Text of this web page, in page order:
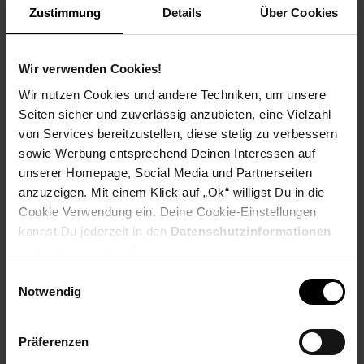
Zustimmung Details Über Cookies
Wir verwenden Cookies!
Wir nutzen Cookies und andere Techniken, um unsere
Seiten sicher und zuverlässig anzubieten, eine Vielzahl
von Services bereitzustellen, diese stetig zu verbessern
sowie Werbung entsprechend Deinen Interessen auf
unserer Homepage, Social Media und Partnerseiten
anzuzeigen. Mit einem Klick auf „Ok“ willigst Du in die
Cookie Verwendung ein. Deine Cookie-Einstellungen
kannst Du jederzeit in den Datenschutzinformationen
ändern bzw. widerrufen.
Notwendig
Präferenzen
Touchscreen nutzen
•Ideal für PKW, Transporter & Anhänger– dank großer
•Anpassbare Parklinien– sicheres und präzises Einparken
Features des Kennzeichenhalters
• Kennzeichenhalter für einzeilige EU-Kennzeichen (520 x 110
mm)
• Hochauflösende Kamera mit CEMOS-Sensoren und einer
Auflösung von 1.280 x 720 Pi-xeln (HD 720p). 170°-Sichtfeld
sorgen für einen guten Überblick.
PDC Ultraschall-Abstandsensorenmessen den Abstand
zwischen dem Kennzeichenhalter und Hindernissen. Der
Abstand wird Ihnen akustisch gemeldet. Erfassungsbereich bis
• Zwei Solarmodule laden einen 5.000 mAh-Akku. Damit ist der
Betrieb auch bei längeren Dunkelphasen gewährleistet.
Kennzeichenhalter selbstständig, wenn das Fahrzeug geparkt
ist und schaltet in einen batterieschonenden Standby-